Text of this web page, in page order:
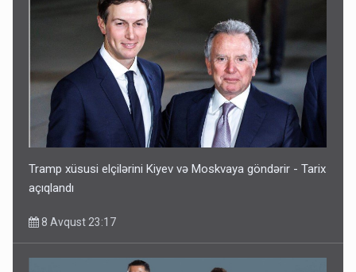
Tramp xüsusi elçilərini Kiyev və Moskvaya göndərir - Tarix
açıqlandı
8 Avqust 23:17